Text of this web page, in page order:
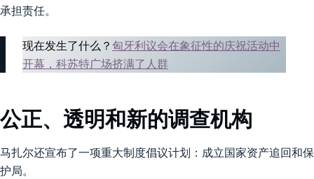
承担责任。
现在发生了什么？ 匈牙利议会在象征性的庆祝活动中
开幕，科苏特广场挤满了人群
公正、透明和新的调查机构
马扎尔还宣布了一项重大制度倡议计划：成立国家资产追回和保
护局。